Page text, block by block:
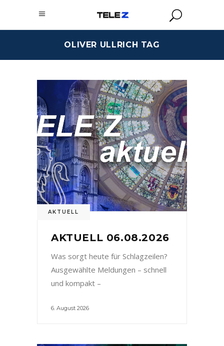
OLIVER ULLRICH TAG
AKTUELL
AKTUELL 06.08.2026
Was sorgt heute für Schlagzeilen?
Ausgewählte Meldungen – schnell
und kompakt –
6. August 2026